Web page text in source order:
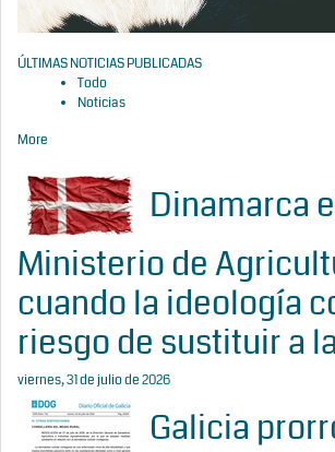
ÚLTIMAS NOTICIAS PUBLICADAS
Todo
Noticias
More
Dinamarca
Ministerio de
cuando la ideología
riesgo de sustituir a
viernes, 31 de julio de 2026
Galicia